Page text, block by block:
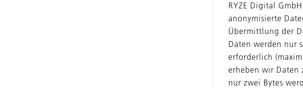
RYZE Digital
anonymisierte
Übermittlung der
Daten werden nur
erforderlich
erheben wir Daten
nur zwei Bytes